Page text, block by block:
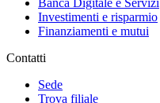
Banca Digitale e Servizi
Investimenti e risparmio
Finanziamenti e mutui
Contatti
Sede
Trova filiale